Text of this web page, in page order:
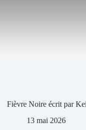
Fièvre Noire écrit par
13 mai 2026